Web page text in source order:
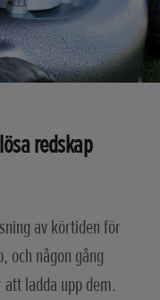
redskap
av körtiden för
och någon gång
ladda upp dem.